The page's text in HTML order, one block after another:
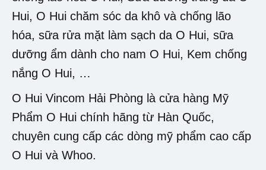
Hui, O Hui chăm sóc da khô và chống lão
hóa, sữa rửa mặt làm sạch da O Hui, sữa
dưỡng ẩm dành cho nam O Hui, Kem chống
nắng O Hui, …
O Hui Vincom Hải Phòng là cửa hàng Mỹ
Phẩm O Hui chính hãng từ Hàn Quốc,
chuyên cung cấp các dòng mỹ phẩm cao cấp
O Hui và Whoo.